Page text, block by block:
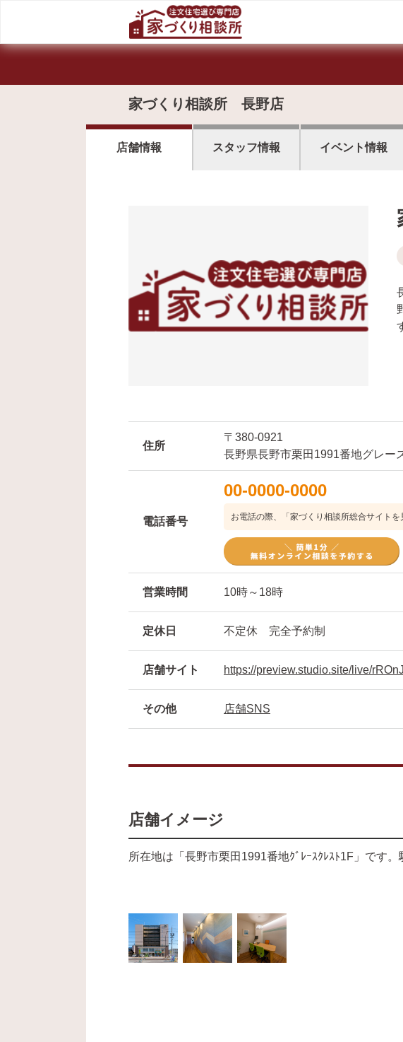
家づくり相談所 長野店
店舗情報 スタッフ情報 イベント情報
住所
〒380-0921
長野県長野市栗田1991番地グレー
電話番号
00-0000-0000
お電話の際、「家づくり相談所総合サイト
営業時間 10時～18時
定休日 不定休 完全予約制
店舗サイト https://preview.studio.site/live/
その他 店舗SNS
店舗イメージ
所在地は「長野市栗田1991番地ｸﾞﾚｰｽｸﾚｽﾄ1F」です。